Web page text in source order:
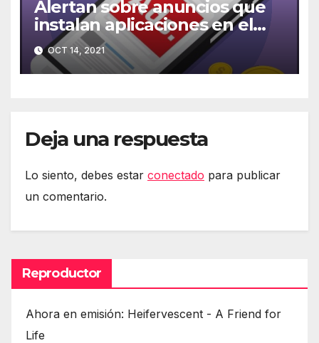
Alertan sobre anuncios que
instalan aplicaciones en el
móvil
OCT 14, 2021
Deja una respuesta
Lo siento, debes estar conectado para publicar
un comentario.
Reproductor
Ahora en emisión: Heifervescent - A Friend for
Life